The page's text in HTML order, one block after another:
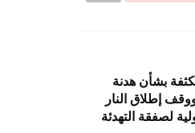
بشأن هدنة
إطلاق النار
لصفقة التهدئة